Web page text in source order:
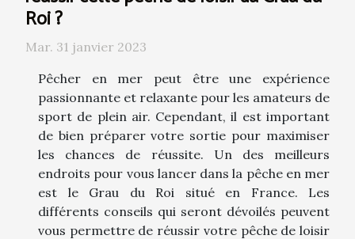
Roi ?
Mar. 31 janvier 2023
Pêcher en mer peut être une expérience
passionnante et relaxante pour les amateurs de
sport de plein air. Cependant, il est important
de bien préparer votre sortie pour maximiser
les chances de réussite. Un des meilleurs
endroits pour vous lancer dans la pêche en mer
est le Grau du Roi situé en France. Les
différents conseils qui seront dévoilés peuvent
vous permettre de réussir votre pêche de loisir